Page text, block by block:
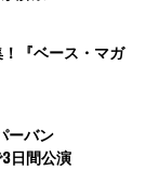
『ベース・マガ
ーバン
3日間公演